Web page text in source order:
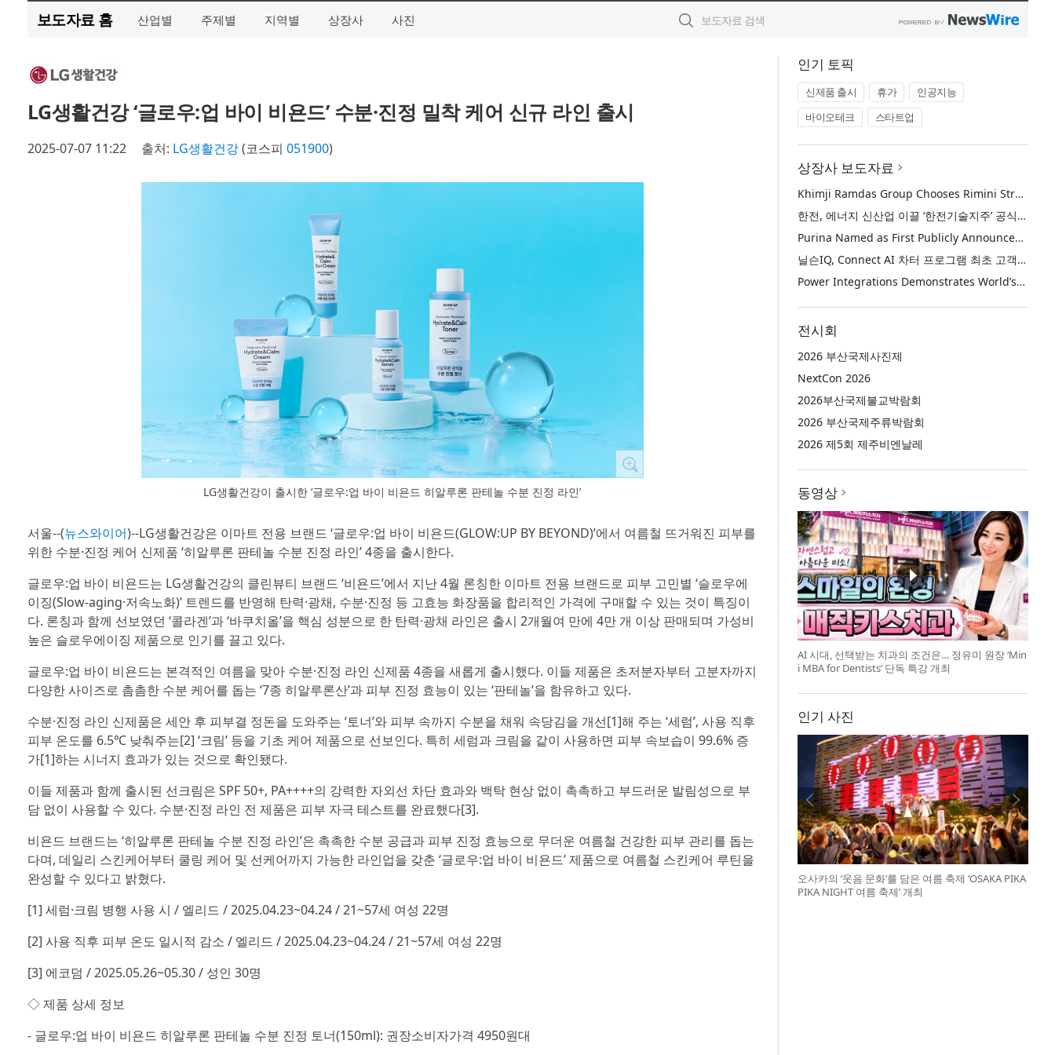
보도자료 홈 산업별 주제별 지역별 상장사 사진
LG생활건강 ‘글로우:업 바이 비욘드’ 수분·진정 밀착 케어 신규 라인 출시
2025-07-07 11:22 출처: LG생활건강(코스피 051900)
LG생활건강이 출시한 ‘글로우:업 바이 비욘드 히알루론 판테놀 수분 진정 라인’
서울--(뉴스와이어)--LG생활건강은 이마트 전용 브랜드 ‘글로우:업 바이 비욘드(GLOW:UP BY BEYOND)’에서 여름철 뜨거워진 피부를
위한 수분·진정 케어 신제품 ‘히알루론 판테놀 수분 진정 라인’ 4종을 출시한다.
글로우:업 바이 비욘드는 LG생활건강의 클린뷰티 브랜드 ‘비욘드’에서 지난 4월 론칭한 이마트 전용 브랜드로 피부 고민별 ‘슬로우에
이징(Slow-aging·저속노화)’ 트렌드를 반영해 탄력·광채, 수분·진정 등 고효능 화장품을 합리적인 가격에 구매할 수 있는 것이 특징이
다. 론칭과 함께 선보였던 ‘콜라겐’과 ‘바쿠치올’을 핵심 성분으로 한 탄력·광채 라인은 출시 2개월여 만에 4만 개 이상 판매되며 가성비
높은 슬로우에이징 제품으로 인기를 끌고 있다.
글로우:업 바이 비욘드는 본격적인 여름을 맞아 수분·진정 라인 신제품 4종을 새롭게 출시했다. 이들 제품은 초저분자부터 고분자까지
다양한 사이즈로 촘촘한 수분 케어를 돕는 ‘7종 히알루론산’과 피부 진정 효능이 있는 ‘판테놀’을 함유하고 있다.
수분·진정 라인 신제품은 세안 후 피부결 정돈을 도와주는 ‘토너’와 피부 속까지 수분을 채워 속당김을 개선[1]해 주는 ‘세럼’, 사용 직후
피부 온도를 6.5℃ 낮춰주는[2] ‘크림’ 등을 기초 케어 제품으로 선보인다. 특히 세럼과 크림을 같이 사용하면 피부 속보습이 99.6% 증
가[1]하는 시너지 효과가 있는 것으로 확인됐다.
이들 제품과 함께 출시된 선크림은 SPF 50+, PA++++의 강력한 자외선 차단 효과와 백탁 현상 없이 촉촉하고 부드러운 발림성으로 부
담 없이 사용할 수 있다. 수분·진정 라인 전 제품은 피부 자극 테스트를 완료했다[3].
비욘드 브랜드는 ‘히알루론 판테놀 수분 진정 라인’은 촉촉한 수분 공급과 피부 진정 효능으로 무더운 여름철 건강한 피부 관리를 돕는
다며, 데일리 스킨케어부터 쿨링 케어 및 선케어까지 가능한 라인업을 갖춘 ‘글로우:업 바이 비욘드’ 제품으로 여름철 스킨케어 루틴을
완성할 수 있다고 밝혔다.
[1] 세럼·크림 병행 사용 시 / 엘리드 / 2025.04.23~04.24 / 21~57세 여성 22명
[2] 사용 직후 피부 온도 일시적 감소 / 엘리드 / 2025.04.23~04.24 / 21~57세 여성 22명
[3] 에코덤 / 2025.05.26~05.30 / 성인 30명
◇ 제품 상세 정보
- 글로우:업 바이 비욘드 히알루론 판테놀 수분 진정 토너(150ml): 권장소비자가격 4950원대
인기 토픽
신제품 출시 휴가
인공지능
바이오테크
스타트업
상장사 보도자료
Khimji Ramdas Group Chooses Rimini Street to Reduce SAP Support Costs, Protect 700+ Customizations and Reinvest Savings in Innovation
한전, 에너지 신산업 이끌 ‘한전기술지주’ 공식 출범
Purina Named as First Publicly Announced NIQ ConnectAI Charter Client
닐슨IQ, Connect AI 차터 프로그램 최초 고객사 ‘퓨리나’ 선정
Power Integrations Demonstrates World’s First 2200 V GaN Technology for Next-Era High-Voltage Power Systems
전시회
2026 부산국제사진제
NextCon 2026
2026부산국제불교박람회
2026 부산국제주류박람회
2026 제5회 제주비엔날레
동영상
AI 시대, 선택받는 치과의 조건은… 정유미 원장 ‘Min
i MBA for Dentists’ 단독 특강 개최
인기 사진
오사카의 ‘웃음 문화’를 담은 여름 축제 ‘OSAKA PIKA
PIKA NIGHT 여름 축제’ 개최